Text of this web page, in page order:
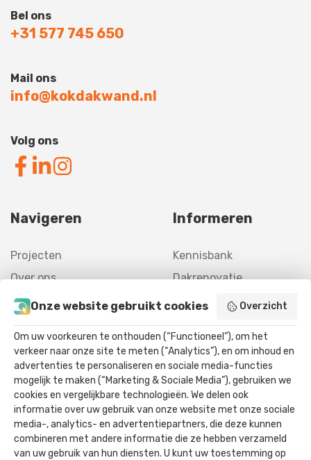
Bel ons
+31 577 745 650
Mail ons
info@kokdakwand.nl
Volg ons
Navigeren
Projecten
Over ons
Contact
Offerte
Informeren
Kennisbank
Dakrenovatie
Gevelrenovatie
Asbestverwijdering
Agrarisch
Utiliteit
Paardenstallen
Nieuwbouw
Onze website gebruikt cookies Overzicht
Om uw voorkeuren te onthouden (“Functioneel”), om het
verkeer naar onze site te meten (“Analytics”), en om inhoud en
advertenties te personaliseren en sociale media-functies
mogelijk te maken (“Marketing & Sociale Media”), gebruiken we
cookies en vergelijkbare technologieën. We delen ook
informatie over uw gebruik van onze website met onze sociale
media-, analytics- en advertentiepartners, die deze kunnen
combineren met andere informatie die ze hebben verzameld
van uw gebruik van hun diensten. U kunt uw toestemming op